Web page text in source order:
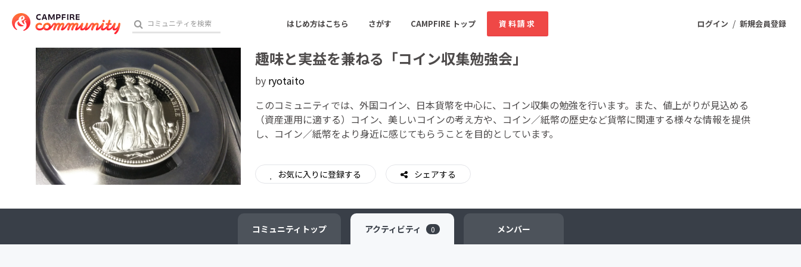
ログイン / 新規会員登録
はじめ方はこちら さがす CAMPFIRE トップ 資料請求
おすすめのコミュニティ 人気のコミュニティ 新着のコミュニティ
アート・写真
テクノロジー・ガジェット
ゲーム・サービス開発 フード・飲食店
ソーシャルグッド ビューティー・ヘルスケア
趣味と実益を兼ねる「コイン収集勉強会」
by ryotaito
このコミュニティでは、外国コイン、日本貨幣を中心に、コイン収集の勉強を行います。また、値上がりが見込める
（資産運用に適する）コイン、美しいコインの考え方や、コイン／紙幣の歴史など貨幣に関連する様々な情報を提供
し、コイン／紙幣をより身近に感じてもらうことを目的としています。
お気に入りに登録する シェアする
コミュニティ トップ アクティビティ 0 メンバー